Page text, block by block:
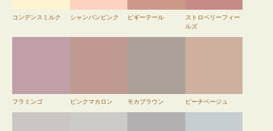
コンデンスミルク シャンパンピンク ピギーテール
ストロベリーフィー
ルズ
フラミンゴ ピンクマカロン モカブラウン ピーチベージュ